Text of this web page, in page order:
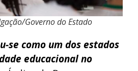
Governo do Estado
se como um dos estados
educacional no